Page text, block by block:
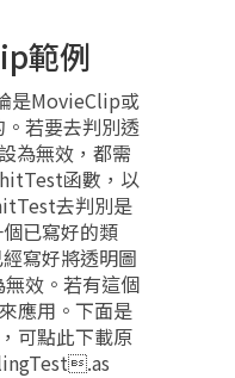
範例
是MovieClip或
若要去判別透
為無效，都需
函數，以
去判別是
已寫好的類
經寫好將透明圖
效。若有這個
應用。下面是
可點此下載原